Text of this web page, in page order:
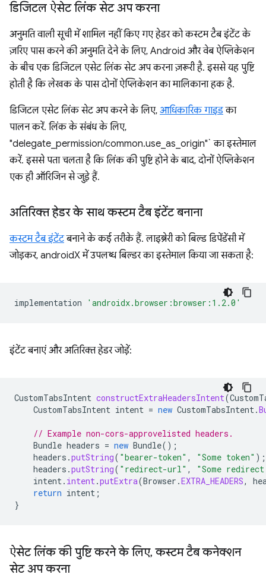
डिजिटल ऐसेट लिंक सेट अप करना
अनुमति वाली सूची में शामिल नहीं किए गए हेडर को कस्टम टैब इंटेंट के
ज़रिए पास करने की अनुमति देने के लिए, Android और वेब ऐप्लिकेशन
के बीच एक डिजिटल एसेट लिंक सेट अप करना ज़रूरी है. इससे यह पुष्टि
होती है कि लेखक के पास दोनों ऐप्लिकेशन का मालिकाना हक है.
डिजिटल एसेट लिंक सेट अप करने के लिए, आधिकारिक गाइडका
पालन करें. लिंक के संबंध के लिए,
"delegate_permission/common.use_as_origin"` का इस्तेमाल
करें. इससे पता चलता है कि लिंक की पुष्टि होने के बाद, दोनों ऐप्लिकेशन
एक ही ऑरिजिन से जुड़े हैं.
अतिरिक्त हेडर के साथ कस्टम टैब इंटेंट बनाना
कस्टम टैब इंटेंटबनाने के कई तरीके हैं. लाइब्रेरी को बिल्ड डिपेंडेंसी में
जोड़कर, androidX में उपलब्ध बिल्डर का इस्तेमाल किया जा सकता है:
implementation 'androidx.browser:browser:1.2.0'
इंटेंट बनाएं और अतिरिक्त हेडर जोड़ें:
CustomTabsIntent constructExtraHeadersIntent(
CustomTabsIntent intent = new CustomTabsIntent.
// Example non-cors-approvelisted headers.
Bundle headers = new Bundle();
headers .putString( "bearer-token" , "Some token" );
headers .putString( "redirect-url" ,
"Some
intent. intent.putExtra(Browser .EXTRA_HEADERS,
return intent ;
}
ऐसेट लिंक की पुष्टि करने के लिए, कस्टम टैब कनेक्शन
सेट अप करना